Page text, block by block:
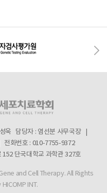
욱 담당자 : 염선분 사무국장 |
화번호 : 010-7755-9372
단국대학교 과학관 327호
and Cell Therapy. All Rights
INT.